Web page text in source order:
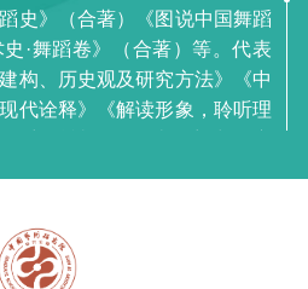
史》（合著）《图说中国舞蹈
·舞蹈卷》（合著）等。代表
构、历史观及研究方法》《中
代诠释》《解读形象，聆听理
的源流及其嬗变》等。参加中
作。长期从事中国古代乐舞历